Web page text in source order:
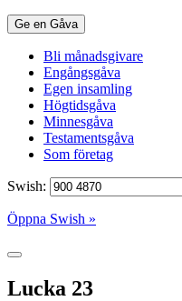
Ge en Gåva
Bli månadsgivare
Engångsgåva
Egen insamling
Högtidsgåva
Minnesgåva
Testamentsgåva
Som företag
Swish:
Öppna Swish »
Lucka 23